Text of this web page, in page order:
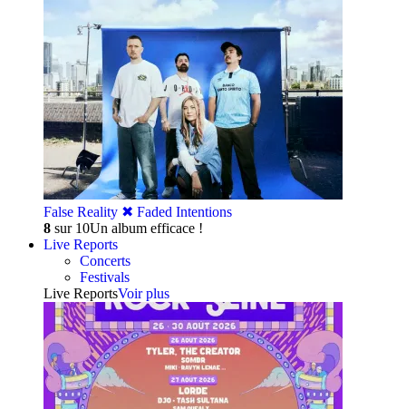
False Reality ✖︎ Faded Intentions
8 sur 10Un album efficace !
Live Reports
Concerts
Festivals
Live ReportsVoir plus